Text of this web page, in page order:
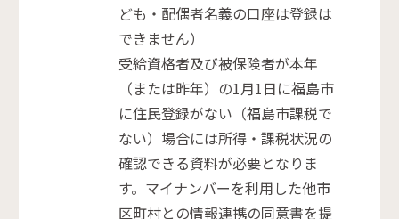
ども・配偶者名義の口座は登録は
できません）
受給資格者及び被保険者が本年
（または昨年）の1月1日に福島市
に住民登録がない（福島市課税で
ない）場合には所得・課税状況の
確認できる資料が必要となりま
す。マイナンバーを利用した他市
区町村との情報連携の同意書を提